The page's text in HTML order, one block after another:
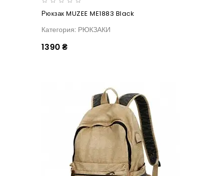
Рюкзак MUZEE ME1883 Black
Категория: РЮКЗАКИ
1390 ₴